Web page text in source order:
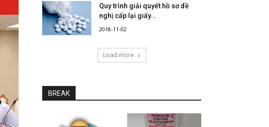
Quy trình giải quyết hồ sơ đề
nghị cấp lại giấy...
2018-11-02
Load more
BREAK